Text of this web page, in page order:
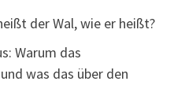
der Wal, wie er heißt?
Warum das
was das über den